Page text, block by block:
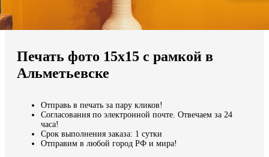
Мы доставляем по всему миру
Продолжить без города
Печать фото 15х15 с рамкой в
Альметьевске
Отправь в печать за пару кликов!
Согласования по электронной почте. Отвечаем за 24
часа!
Срок выполнения заказа: 1 сутки
Отправим в любой город РФ и мира!